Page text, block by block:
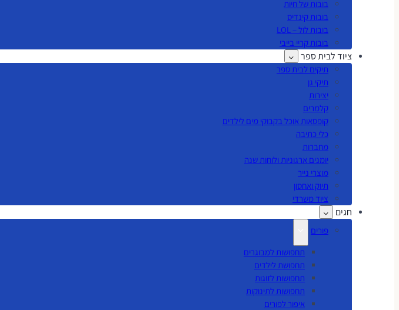
בובות של חיות
בובות קינדיס
בובות לול – LOL
בובות קריי בייבי
ציוד לבית ספר
תיקים לבית ספר
תיקי גן
יצירות
קלמרים
קופסאות אוכל בקבוקי מים לילדים
כלי כתיבה
מחברות
יומנים ארגוניות ולוחות שנה
מוצרי נייר
תיוק ואחסון
ציוד משרדי
חגים
פורים
תחפושות למבוגרים
תחפושת לילדים
תחפושות לזוגות
תחפושות לתינוקות
איפור לפורים